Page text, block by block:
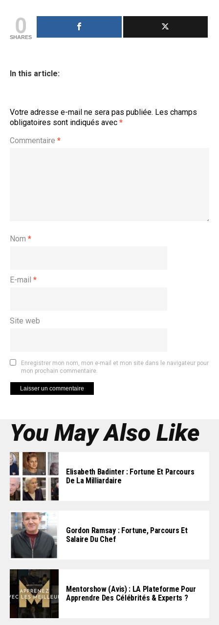
0
SHARES
In this article:
Votre adresse e-mail ne sera pas publiée. Les champs
obligatoires sont indiqués avec *
Commentaire *
Nom *
E-mail *
Site web
Enregistrer mon nom, mon e-mail et mon site dans le navigateur pour
mon prochain commentaire.
You May Also Like
Elisabeth Badinter : Fortune Et Parcours
De La Milliardaire
Gordon Ramsay : Fortune, Parcours Et
Salaire Du Chef
Mentorshow (Avis) : LA Plateforme Pour
Apprendre Des Célébrités & Experts ?